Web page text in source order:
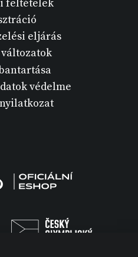
feltételek
eljárás
védelme